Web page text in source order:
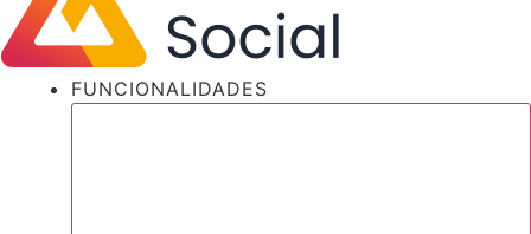
FUNCIONALIDADES